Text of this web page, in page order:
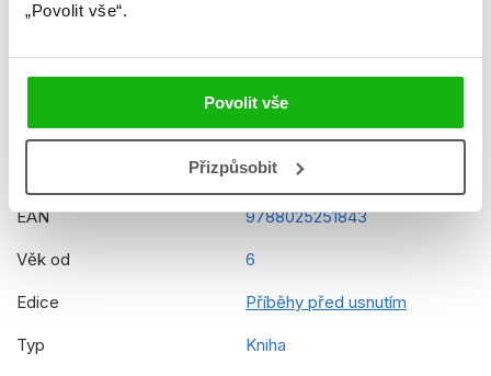
„Povolit vše“.
Povolit vše
Přizpůsobit
Řady
Původní název
Star Wars - The High Republic
Původní jazyk angličtina
Marek Jančura
EAN 9788025251843
Věk od 6
Edice Příběhy před usnutím
Typ Kniha